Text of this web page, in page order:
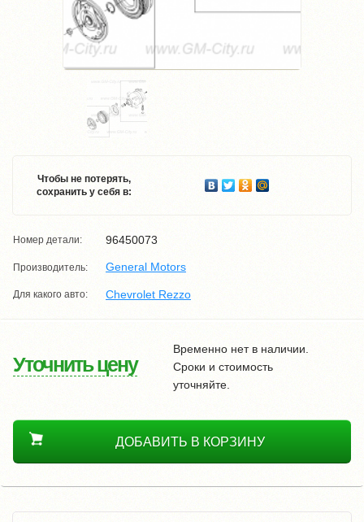
Чтобы не потерять,
сохранить у себя в:
Номер детали: 96450073
Производитель: General Motors
Для какого авто: Chevrolet Rezzo
Уточнить цену
Временно нет в наличии.
Сроки и стоимость
уточняйте.
ДОБАВИТЬ В КОРЗИНУ